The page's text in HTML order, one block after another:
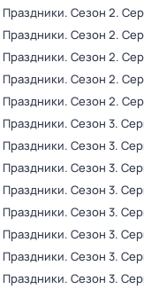
Праздники. Сезон 2.
Праздники. Сезон 2.
Праздники. Сезон 2.
Праздники. Сезон 2.
Праздники. Сезон 2.
Праздники. Сезон 3.
Праздники. Сезон 3.
Праздники. Сезон 3.
Праздники. Сезон 3.
Праздники. Сезон 3.
Праздники. Сезон 3.
Праздники. Сезон 3.
Праздники. Сезон 3.